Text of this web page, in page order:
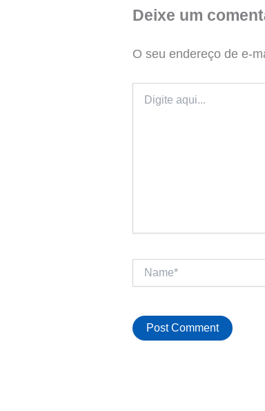
Deixe um
O seu endereço de e-
aqui...
Name*